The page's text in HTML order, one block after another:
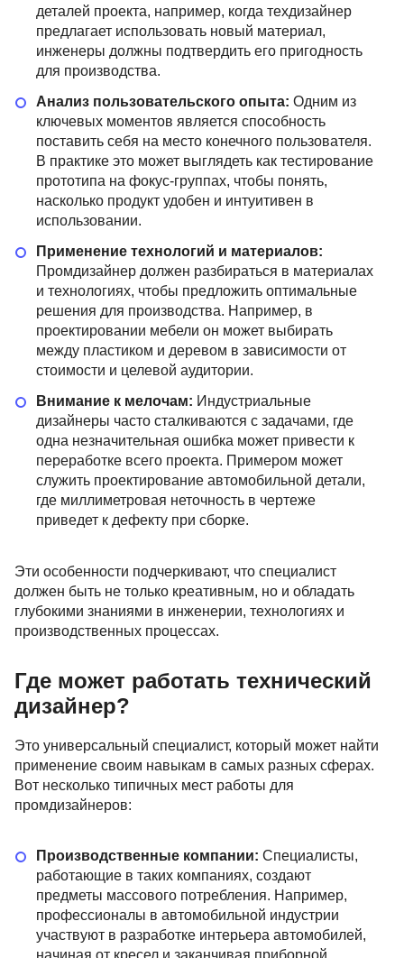
деталей проекта, например, когда техдизайнер
предлагает использовать новый материал,
инженеры должны подтвердить его пригодность
для производства.
Анализ пользовательского опыта: Одним из
ключевых моментов является способность
поставить себя на место конечного пользователя.
В практике это может выглядеть как тестирование
прототипа на фокус-группах, чтобы понять,
насколько продукт удобен и интуитивен в
использовании.
Применение технологий и материалов:
Промдизайнер должен разбираться в материалах
и технологиях, чтобы предложить оптимальные
решения для производства. Например, в
проектировании мебели он может выбирать
между пластиком и деревом в зависимости от
стоимости и целевой аудитории.
Внимание к мелочам: Индустриальные
дизайнеры часто сталкиваются с задачами, где
одна незначительная ошибка может привести к
переработке всего проекта. Примером может
служить проектирование автомобильной детали,
где миллиметровая неточность в чертеже
приведет к дефекту при сборке.
Эти особенности подчеркивают, что специалист
должен быть не только креативным, но и обладать
глубокими знаниями в инженерии, технологиях и
производственных процессах.
Где может работать технический
дизайнер?
Это универсальный специалист, который может найти
применение своим навыкам в самых разных сферах.
Вот несколько типичных мест работы для
промдизайнеров:
Производственные компании: Специалисты,
работающие в таких компаниях, создают
предметы массового потребления. Например,
профессионалы в автомобильной индустрии
участвуют в разработке интерьера автомобилей,
начиная от кресел и заканчивая приборной